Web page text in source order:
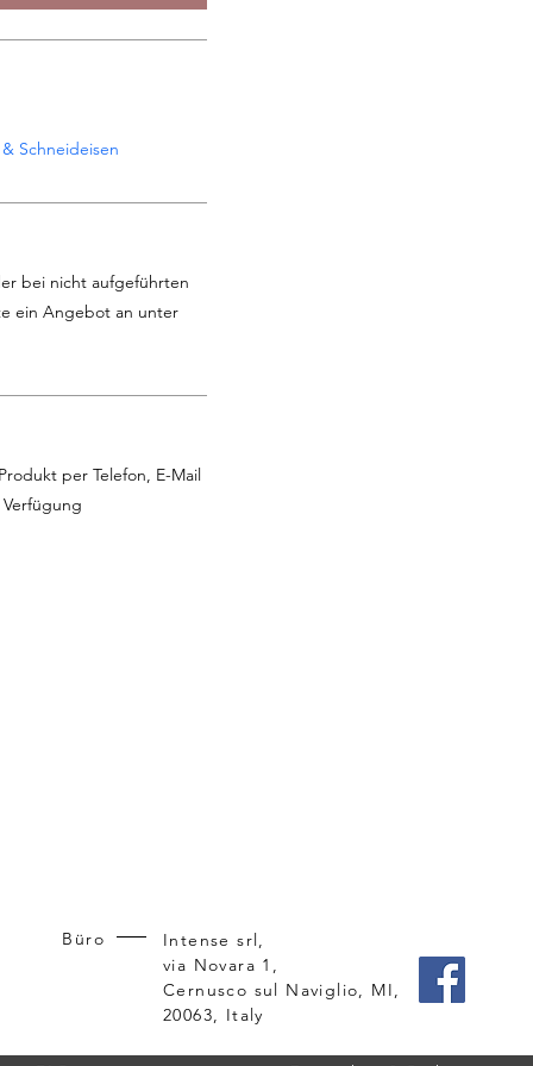
Schneideisen
bei nicht aufgeführten
ein Angebot an unter
per Telefon, E-Mail
Büro
Intense srl,
via Novara 1,
Cernusco sul Naviglio, MI,
20063, Italy